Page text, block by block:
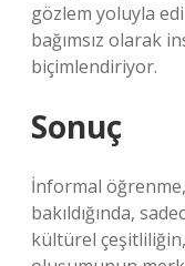
gözlem yoluyla
bağımsız olarak
biçimlendiriyor.
Sonuç
İnformal
bakıldığında,
kültürel